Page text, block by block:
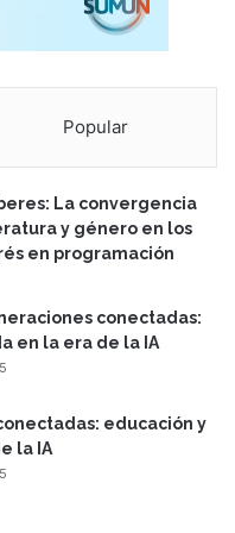
Popular
La convergencia
y género en los
en programación
conectadas:
en la era de la IA
educación y
la IA